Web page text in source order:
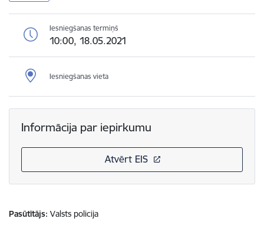
Iesniegšanas termiņš
10:00, 18.05.2021
Iesniegšanas vieta
Informācija par iepirkumu
Atvērt EIS
Pasūtītājs Valsts policija